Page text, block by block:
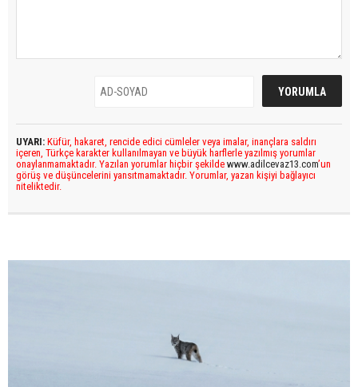
UYARI: Küfür, hakaret, rencide edici cümleler veya imalar, inançlara saldırı
içeren, Türkçe karakter kullanılmayan ve büyük harflerle yazılmış yorumlar
onaylanmamaktadır. Yazılan yorumlar hiçbir şekilde www.adilcevaz13.com’un
görüş ve düşüncelerini yansıtmamaktadır. Yorumlar, yazan kişiyi bağlayıcı
niteliktedir.